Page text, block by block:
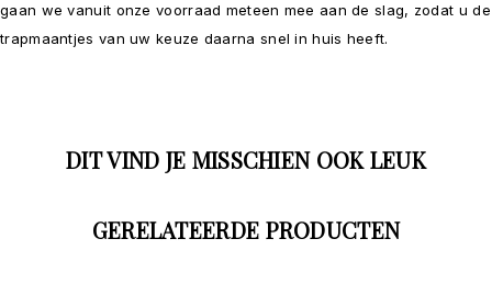
gaan we vanuit onze voorraad meteen mee aan de slag, zodat u de
trapmaantjes van uw keuze daarna snel in huis heeft.
DIT VIND JE MISSCHIEN OOK LEUK
GERELATEERDE PRODUCTEN